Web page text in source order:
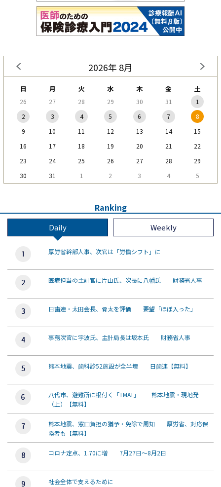
2026年 8月
日 月 火 水 木 金 土
26 27 28 29 30 31
1
2
3 4 5 6 7
8
9
10 11 12 13 14
15
16
17 18 19 20 21
22
23
24 25 26 27 28
29
30
31 1 2 3 4 5
Ranking
Daily Weekly
厚労省幹部人事、次官は「労働シフト」に
医療担当の主計官に片山氏、次長に八幡氏 財務省人事
日歯連・太田会長、骨太を評価 要望「ほぼ入った」
事務次官に宇波氏、主計局長は坂本氏 財務省人事
熊本地震、歯科診52施設が全半壊 日歯連【無料】
八代市、避難所に根付く「TMAT」 熊本地震・現地発
（上）【無料】
熊本地震、窓口負担の猶予・免除で周知 厚労省、対応保
険者も【無料】
コロナ定点、1.70に増 7月27日～8月2日
社会全体で支えるために